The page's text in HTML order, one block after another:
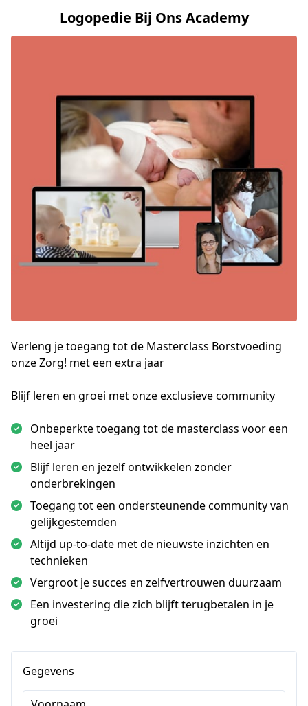
Logopedie Bij Ons Academy
Verleng je toegang tot de Masterclass Borstvoeding
onze Zorg! met een extra jaar
Blijf leren en groei met onze exclusieve community
Onbeperkte toegang tot de masterclass voor een
heel jaar
Blijf leren en jezelf ontwikkelen zonder
onderbrekingen
Toegang tot een ondersteunende community van
gelijkgestemden
Altijd up-to-date met de nieuwste inzichten en
technieken
Vergroot je succes en zelfvertrouwen duurzaam
Een investering die zich blijft terugbetalen in je
groei
Gegevens